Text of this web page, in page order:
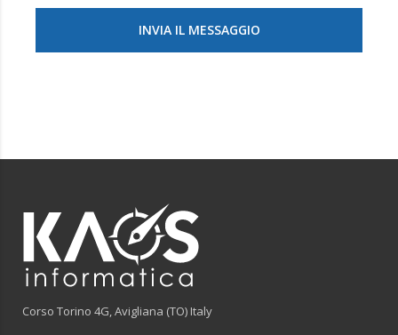
INVIA IL MESSAGGIO
Corso Torino 4G, Avigliana (TO) Italy